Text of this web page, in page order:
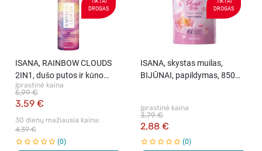
DROGAS
ISANA, RAINBOW CLOUDS
2IN1, dušo putos ir kūno
losjonas, 200 ml.
Įprastinė kaina
3,59 €
5,99 €
30 dienų mažiausia kaina:
4,39 €
0
DROGAS
ISANA, skystas muilas,
BIJŪNAI, papildymas, 850
Įprastinė kaina
2,88 €
3,79 €
0